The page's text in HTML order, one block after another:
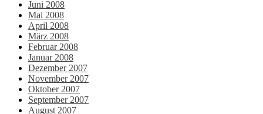
Juni 2008
Mai 2008
April 2008
März 2008
Februar 2008
Januar 2008
Dezember 2007
November 2007
Oktober 2007
September 2007
August 2007